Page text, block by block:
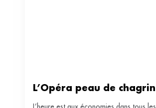
L’Opéra peau de chagrin